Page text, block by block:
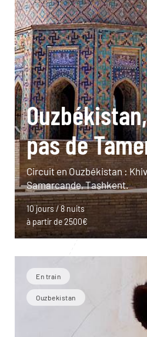
pas de
Circuit en Ouzbékistan :
Samarcande, Tashkent.
10 jours / 8 nuits
à partir de 2500€
En train
Ouzbekistan